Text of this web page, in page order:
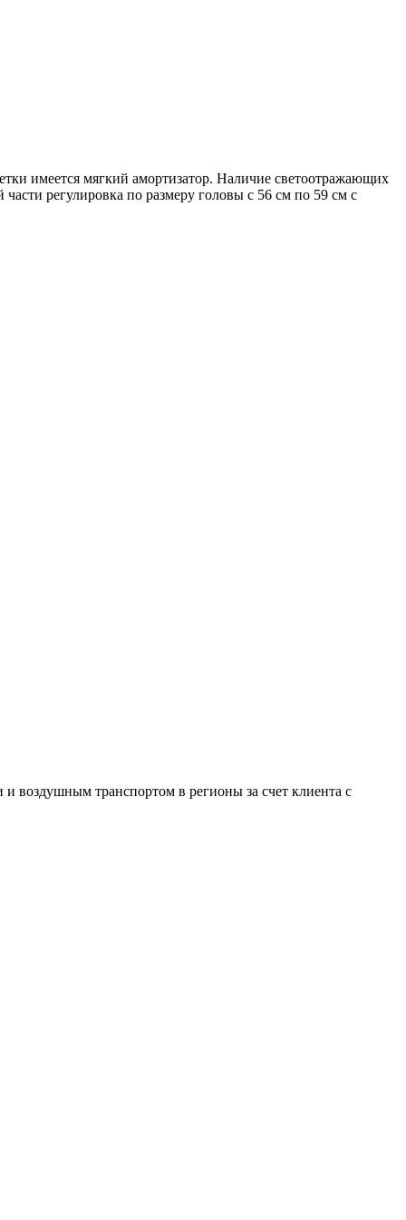
имеется мягкий амортизатор. Наличие светоотражающих
регулировка по размеру головы с 56 см по 59 см с
воздушным транспортом в регионы за счет клиента с